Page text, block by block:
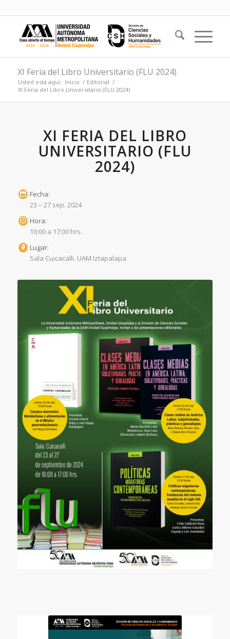
XI Feria del Libro Universitario (FLU 2024)
Usted está aquí: Inicio / Editorial /
XI Feria del Libro Universitario (FLU 2024)
XI FERIA DEL LIBRO
UNIVERSITARIO (FLU
2024)
Fecha:
23 – 27 sep. 2024
Hora:
10:00 a 17:00 hrs.
Lugar:
Sala Cuicacalli. UAM Iztapalapa